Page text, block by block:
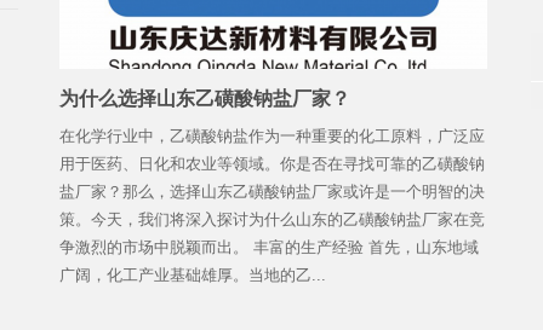
为什么选择山东乙磺酸钠盐厂家？
在化学行业中，乙磺酸钠盐作为一种重要的化工原料，广泛应
用于医药、日化和农业等领域。你是否在寻找可靠的乙磺酸钠
盐厂家？那么，选择山东乙磺酸钠盐厂家或许是一个明智的决
策。今天，我们将深入探讨为什么山东的乙磺酸钠盐厂家在竞
争激烈的市场中脱颖而出。 丰富的生产经验 首先，山东地域
广阔，化工产业基础雄厚。当地的乙...